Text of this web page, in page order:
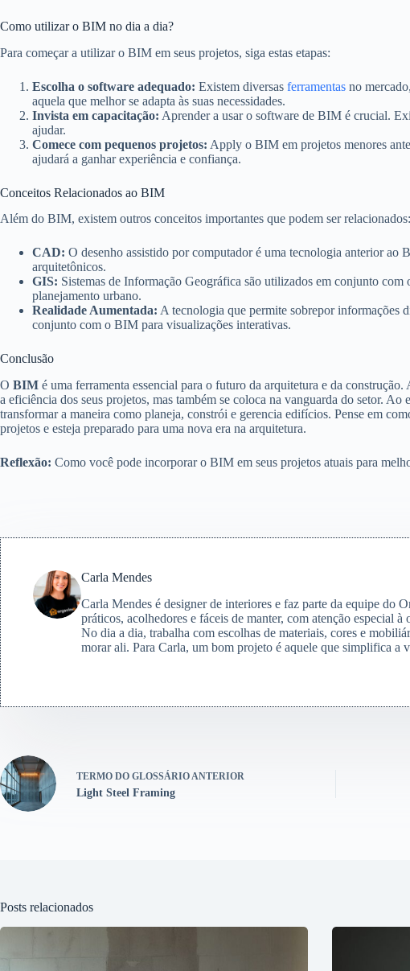
Como utilizar o BIM no dia a dia?
Para começar a utilizar o BIM em seus projetos, siga estas etapas:
Escolha o software adequado: Existem diversas ferramentas no
aquela que melhor se adapta às suas necessidades.
Invista em capacitação: Aprender a usar o software de BIM é crucial.
ajudar.
Comece com pequenos projetos: Apply o BIM em projetos menores
ajudará a ganhar experiência e confiança.
Conceitos Relacionados ao BIM
Além do BIM, existem outros conceitos importantes que podem ser relacionados:
CAD: O desenho assistido por computador é uma tecnologia anterior ao
arquitetônicos.
GIS: Sistemas de Informação Geográfica são utilizados em conjunto
planejamento urbano.
Realidade Aumentada: A tecnologia que permite sobrepor informações
conjunto com o BIM para visualizações interativas.
Conclusão
O BIM é uma ferramenta essencial para o futuro da arquitetura e da
a eficiência dos seus projetos, mas também se coloca na vanguarda do setor.
transformar a maneira como planeja, constrói e gerencia edifícios. Pense em
projetos e esteja preparado para uma nova era na arquitetura.
Reflexão: Como você pode incorporar o BIM em seus projetos atuais para
Carla Mendes
Carla Mendes é designer de interiores e faz parte da equipe do
práticos, acolhedores e fáceis de manter, com atenção especial
No dia a dia, trabalha com escolhas de materiais, cores e
morar ali. Para Carla, um bom projeto é aquele que simplifica a
TERMO DO GLOSSÁRIO ANTERIOR
Light Steel Framing
Posts relacionados